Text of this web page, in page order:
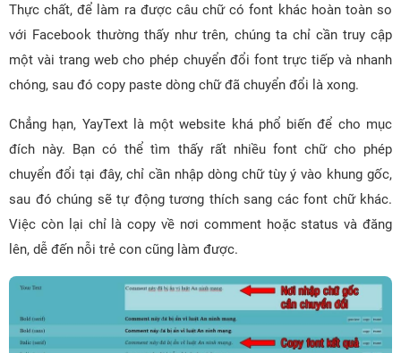
Thực chất, để làm ra được câu chữ có font khác hoàn toàn so
với Facebook thường thấy như trên, chúng ta chỉ cần truy cập
một vài trang web cho phép chuyển đổi font trực tiếp và nhanh
chóng, sau đó copy paste dòng chữ đã chuyển đổi là xong.
Chẳng hạn, YayText là một website khá phổ biến để cho mục
đích này. Bạn có thể tìm thấy rất nhiều font chữ cho phép
chuyển đổi tại đây, chỉ cần nhập dòng chữ tùy ý vào khung gốc,
sau đó chúng sẽ tự động tương thích sang các font chữ khác.
Việc còn lại chỉ là copy về nơi comment hoặc status và đăng
lên, dễ đến nỗi trẻ con cũng làm được.